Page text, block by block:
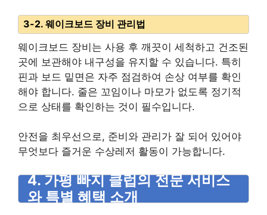
3-2. 웨이크보드 장비 관리법
웨이크보드 장비는 사용 후 깨끗이 세척하고 건조된
곳에 보관해야 내구성을 유지할 수 있습니다. 특히
핀과 보드 밑면은 자주 점검하여 손상 여부를 확인
해야 합니다. 줄은 꼬임이나 마모가 없도록 정기적
으로 상태를 확인하는 것이 필수입니다.
안전을 최우선으로, 준비와 관리가 잘 되어 있어야
무엇보다 즐거운 수상레저 활동이 가능합니다.
4. 가평 빠지 클럽의 전문 서비스
와 특별 혜택 소개